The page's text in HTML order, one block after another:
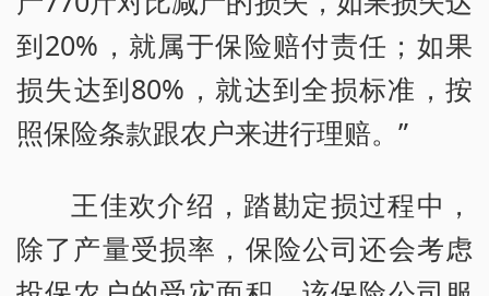
到20%，就属于保险赔付责任；如果
损失达到80%，就达到全损标准，按
照保险条款跟农户来进行理赔。”
王佳欢介绍，踏勘定损过程中，
除了产量受损率，保险公司还会考虑